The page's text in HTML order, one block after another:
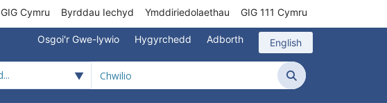
GIG Cymru Byrddau Iechyd Ymddiriedolaethau GIG 111 Cymru
Osgoi'r Gwe-lywio Hygyrchedd Adborth English
Chwilio